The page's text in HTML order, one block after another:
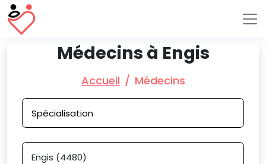
Médecins à Engis
Accueil Médecins